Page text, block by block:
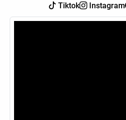
Tiktok Instagram